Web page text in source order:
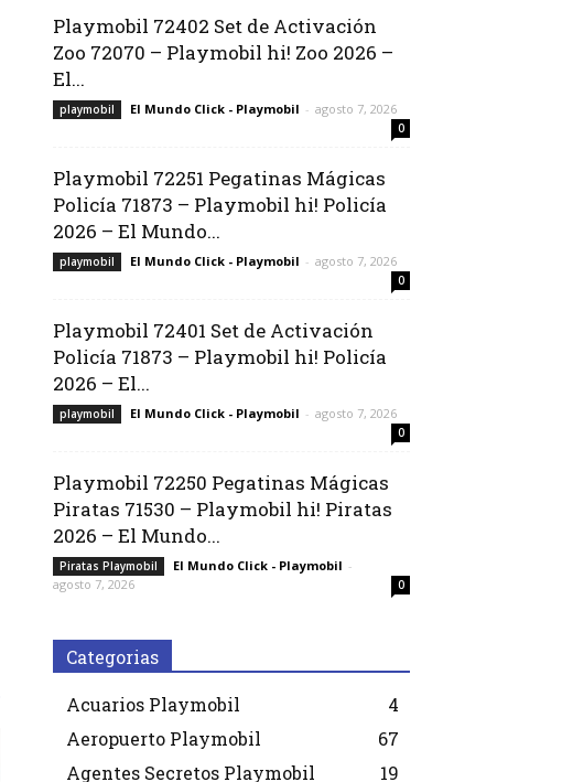
Playmobil 72402 Set de Activación
Zoo 72070 – Playmobil hi! Zoo 2026 –
El...
playmobil El Mundo Click - Playmobil - agosto 7, 2026
0
Playmobil 72251 Pegatinas Mágicas
Policía 71873 – Playmobil hi! Policía
2026 – El Mundo...
playmobil El Mundo Click - Playmobil - agosto 7, 2026
0
Playmobil 72401 Set de Activación
Policía 71873 – Playmobil hi! Policía
2026 – El...
playmobil El Mundo Click - Playmobil - agosto 7, 2026
0
Playmobil 72250 Pegatinas Mágicas
Piratas 71530 – Playmobil hi! Piratas
2026 – El Mundo...
Piratas Playmobil El Mundo Click - Playmobil -
agosto 7, 2026
0
Categorias
Acuarios Playmobil
4
Aeropuerto Playmobil
67
Agentes Secretos Playmobil
19